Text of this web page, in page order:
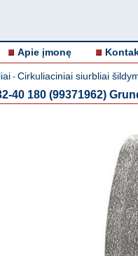
Apie įmonę
- Cirkuliaciniai siurbliai
40 180 (99371962)